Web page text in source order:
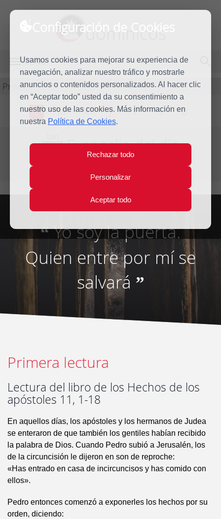
Configuración de Cookies
Usamos cookies para mejorar su experiencia de
navegación, analizar nuestro tráfico y mostrarle
anuncios o contenidos personalizados. Al hacer clic
en “Aceptar todo” usted da su consentimiento a
nuestro uso de las cookies. Más información en
nuestra Política de Cookies.
Rechazar todo
Personalizar
Aceptar todo
dominicos
MENÚ
Predicación
L M X J V S D
18 Evangelio del día
“Yo soy la puerta.
Quien entre por mí se
salvará ”
Primera lectura
Lectura del libro de los Hechos de los
apóstoles 11, 1-18
En aquellos días, los apóstoles y los hermanos de Judea
se enteraron de que también los gentiles habían recibido
la palabra de Dios. Cuando Pedro subió a Jerusalén, los
de la circuncisión le dijeron en son de reproche:
«Has entrado en casa de incircuncisos y has comido con
ellos».
Pedro entonces comenzó a exponerles los hechos por su
orden, diciendo: